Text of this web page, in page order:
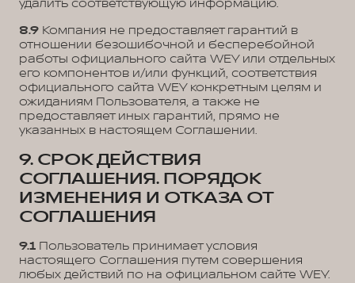
удалить соответствующую информацию.
8.9 Компания не предоставляет гарантий в
отношении безошибочной и бесперебойной
работы официального сайта WEY или отдельных
его компонентов и/или функций, соответствия
официального сайта WEY конкретным целям и
ожиданиям Пользователя, а также не
предоставляет иных гарантий, прямо не
указанных в настоящем Соглашении.
9. СРОК ДЕЙСТВИЯ
СОГЛАШЕНИЯ. ПОРЯДОК
ИЗМЕНЕНИЯ И ОТКАЗА ОТ
СОГЛАШЕНИЯ
9.1 Пользователь принимает условия
настоящего Соглашения путем совершения
любых действий по на официальном сайте WEY.